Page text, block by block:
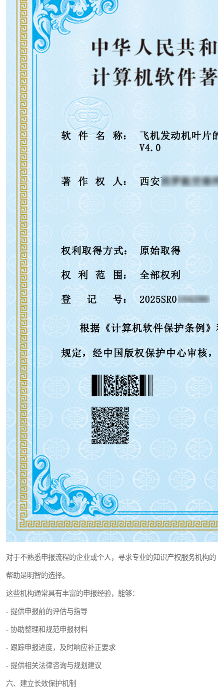
对于不熟悉申报流程的企业或个人，寻求专业的知识产权服务机构的
帮助是明智的选择。
这些机构通常具有丰富的申报经验，能够：
- 提供申报前的评估与指导
- 协助整理和规范申报材料
- 跟踪申报进度，及时响应补正要求
- 提供相关法律咨询与规划建议
六、建立长效保护机制